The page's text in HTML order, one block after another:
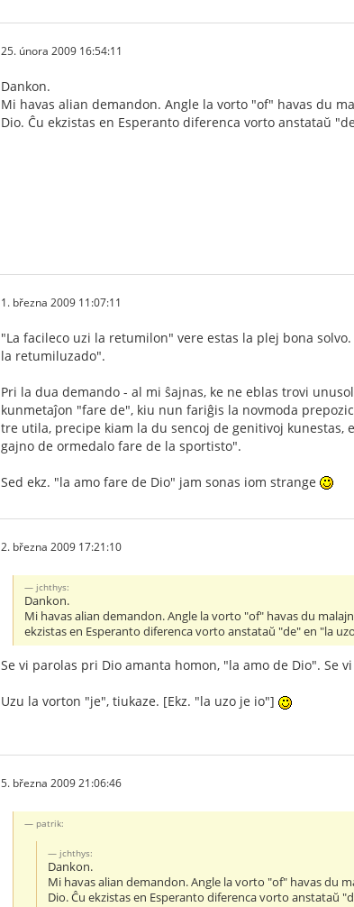
25. února 2009 16:54:11
Dankon.
Mi havas alian demandon. Angle la vorto "of" havas du
Dio. Ĉu ekzistas en Esperanto diferenca vorto anstataŭ
1. března 2009 11:07:11
"La facileco uzi la retumilon" vere estas la plej bona
la retumiluzado".
Pri la dua demando - al mi ŝajnas, ke ne eblas trovi
kunmetaĵon "fare de", kiu nun fariĝis la novmoda
tre utila, precipe kiam la du sencoj de genitivoj
gajno de ormedalo fare de la sportisto".
Sed ekz. "la amo fare de Dio" jam sonas iom strange
2. března 2009 17:21:10
jchthys:
Dankon.
Mi havas alian demandon. Angle la vorto "of" havas du
ekzistas en Esperanto diferenca vorto anstataŭ "de" en "la
Se vi parolas pri Dio amanta homon, "la amo de Dio". Se
Uzu la vorton "je", tiukaze. [Ekz. "la uzo je io"]
5. března 2009 21:06:46
patrik:
jchthys:
Dankon.
Mi havas alian demandon. Angle la vorto "of" havas du
Dio. Ĉu ekzistas en Esperanto diferenca vorto anstataŭ